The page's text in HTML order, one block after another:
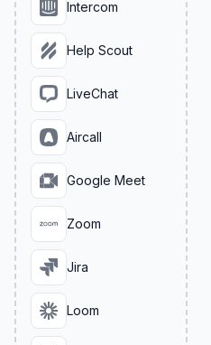
Intercom
Help Scout
LiveChat
Aircall
Google Meet
Zoom
Jira
Loom